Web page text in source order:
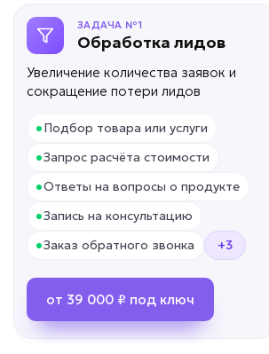
• Экономия 5–20 часов в неделю
• До -80% ручных операций
• До -50% ошибок в документах
от 89 000 ₽ под ключ
ЗАДАЧА №1
Обработка лидов
Увеличение количества заявок и
сокращение потери лидов
•Подбор товара или услуги
•Запрос расчёта стоимости
•Ответы на вопросы о продукте
•Запись на консультацию
•Заказ обратного звонка +3
от 39 000 ₽ под ключ